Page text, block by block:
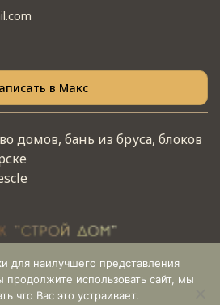
в Макс
домов, бань из бруса, блоков
для наилучшего представления
продолжите использовать сайт, мы
что Вас это устраивает.